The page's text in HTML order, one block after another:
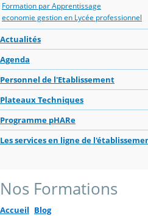
Formation par Apprentissage
economie gestion en Lycée professionnel
Actualités
Agenda
Personnel de l'Etablissement
Plateaux Techniques
Programme pHARe
Les services en ligne de
Nos Formations
Accueil Blog